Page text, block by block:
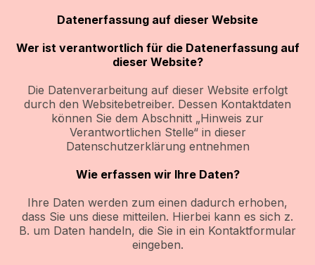
Datenerfassung auf dieser Website
Wer ist verantwortlich für die Datenerfassung auf
dieser Website?
Die Datenverarbeitung auf dieser Website erfolgt
durch den Websitebetreiber. Dessen Kontaktdaten
können Sie dem Abschnitt „Hinweis zur
Verantwortlichen Stelle“ in dieser
Datenschutzerklärung entnehmen
Wie erfassen wir Ihre Daten?
Ihre Daten werden zum einen dadurch erhoben,
dass Sie uns diese mitteilen. Hierbei kann es sich z.
B. um Daten handeln, die Sie in ein Kontaktformular
eingeben.